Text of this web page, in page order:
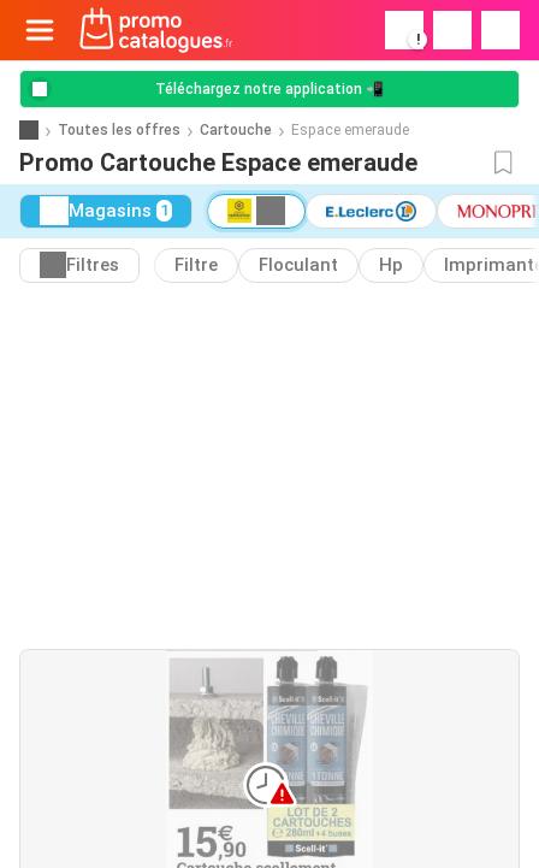
!
Téléchargez notre application 📲
Toutes les offres Cartouche Espace emeraude
Promo Cartouche Espace emeraude
Magasins 1
Filtres Filtre Floculant Hp